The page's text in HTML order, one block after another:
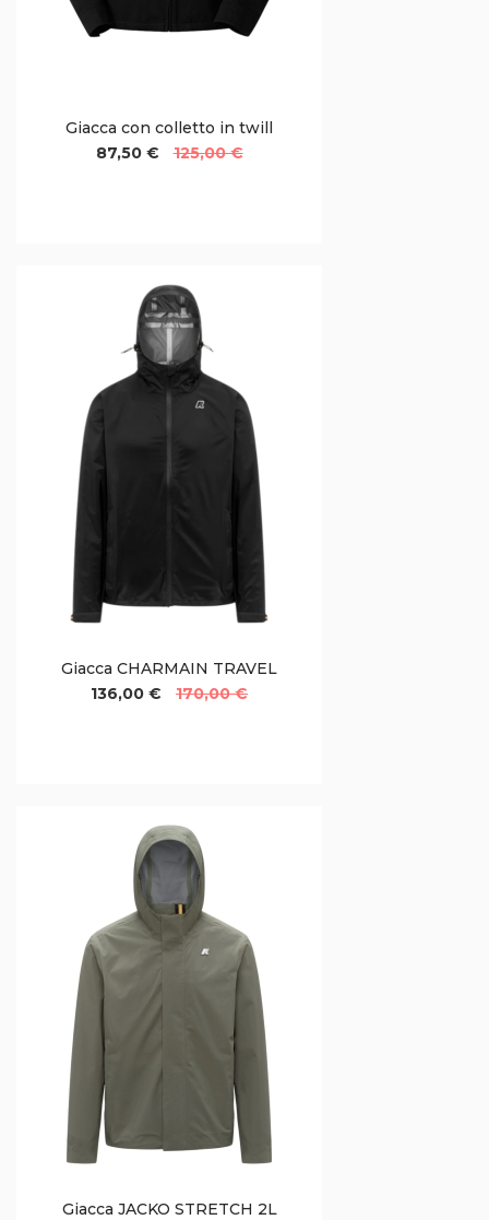
Giacca con colletto in twill
87,50 €
125,00 €
Giacca CHARMAIN TRAVEL
136,00 €
170,00 €
Giacca JACKO STRETCH 2L